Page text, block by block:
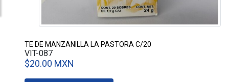
TE DE MANZANILLA LA PASTORA C/20
VIT-087
$20.00 MXN